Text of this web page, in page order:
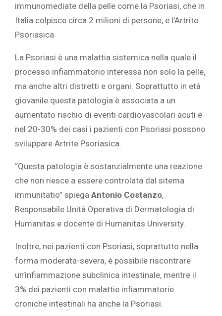
immunomediate della pelle come la Psoriasi, che in
Italia colpisce circa 2 milioni di persone, e l’Artrite
Psoriasica.
La Psoriasi è una malattia sistemica nella quale il
processo infiammatorio interessa non solo la pelle,
ma anche altri distretti e organi. Soprattutto in età
giovanile questa patologia è associata a un
aumentato rischio di eventi cardiovascolari acuti e
nel 20-30% dei casi i pazienti con Psoriasi possono
sviluppare Artrite Psoriasica.
“Questa patologia è sostanzialmente una reazione
che non riesce a essere controlata dal sitema
immunitatio” spiega Antonio Costanzo,
Responsabile Unità Operativa di Dermatologia di
Humanitas e docente di Humanitas University.
Inoltre, nei pazienti con Psoriasi, soprattutto nella
forma moderata-severa, è possibile riscontrare
un’infiammazione subclinica intestinale, mentre il
3% dei pazienti con malattie infiammatorie
croniche intestinali ha anche la Psoriasi.